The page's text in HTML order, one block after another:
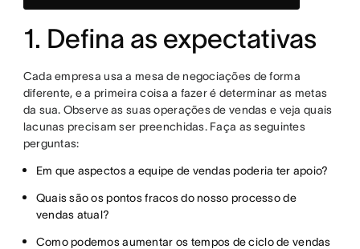
1. Defina as expectativas
Cada empresa usa a mesa de negociações de forma
diferente, e a primeira coisa a fazer é determinar as metas
da sua. Observe as suas operações de vendas e veja quais
lacunas precisam ser preenchidas. Faça as seguintes
perguntas:
Em que aspectos a equipe de vendas poderia ter apoio?
Quais são os pontos fracos do nosso processo de
vendas atual?
Como podemos aumentar os tempos de ciclo de vendas